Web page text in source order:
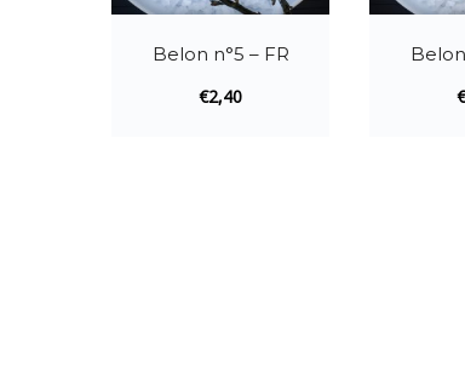
Belon n°5 – FR
€2,40